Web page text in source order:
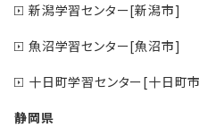
新潟学習センター[新潟市]
魚沼学習センター[魚沼市]
十日町学習センター[十日町
静岡県